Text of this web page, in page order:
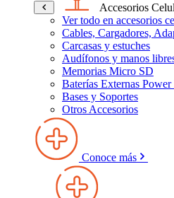
Accesorios
Ver todo en accesorios
Cables, Cargadores,
Carcasas y estuches
Audífonos y manos
Memorias Micro SD
Baterías Externas
Bases y Soportes
Otros Accesorios
Conoce más